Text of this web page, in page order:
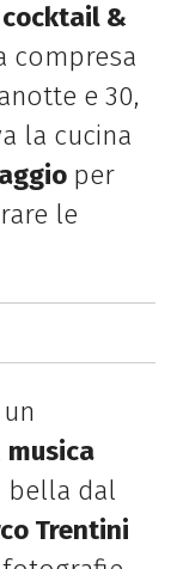
&
compresa
e 30,
la cucina
per
le
musica
dal
Trentini